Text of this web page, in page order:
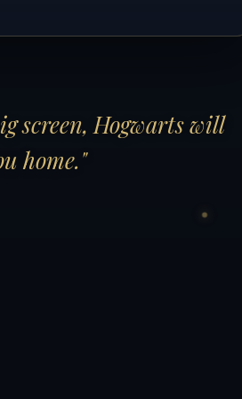
screen, Hogwarts will
home."